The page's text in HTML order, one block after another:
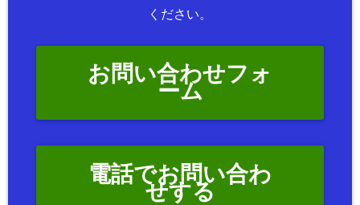
ください。
お問い合わせフォ
ーム
電話でお問い合わ
せする